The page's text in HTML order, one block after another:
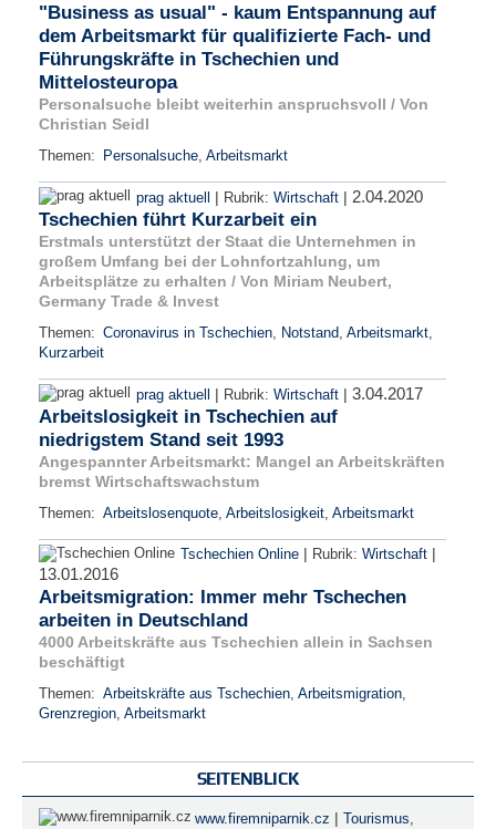
"Business as usual" - kaum Entspannung auf
dem Arbeitsmarkt für qualifizierte Fach- und
Führungskräfte in Tschechien und
Mittelosteuropa
Personalsuche bleibt weiterhin anspruchsvoll / Von
Christian Seidl
Themen: Personalsuche Arbeitsmarkt
prag aktuell | Rubrik: Wirtschaft | 2.04.2020
Tschechien führt Kurzarbeit ein
Erstmals unterstützt der Staat die Unternehmen in
großem Umfang bei der Lohnfortzahlung, um
Arbeitsplätze zu erhalten / Von Miriam Neubert,
Germany Trade & Invest
Themen: Coronavirus in Tschechien Notstand Arbeitsmarkt
Kurzarbeit
prag aktuell | Rubrik: Wirtschaft | 3.04.2017
Arbeitslosigkeit in Tschechien auf
niedrigstem Stand seit 1993
Angespannter Arbeitsmarkt: Mangel an Arbeitskräften
bremst Wirtschaftswachstum
Themen: Arbeitslosenquote Arbeitslosigkeit Arbeitsmarkt
Tschechien Online | Rubrik: Wirtschaft |
13.01.2016
Arbeitsmigration: Immer mehr Tschechen
arbeiten in Deutschland
4000 Arbeitskräfte aus Tschechien allein in Sachsen
beschäftigt
Themen: Arbeitskräfte aus Tschechien Arbeitsmigration
Grenzregion Arbeitsmarkt
SEITENBLICK
www.firemniparnik.cz | Tourismus